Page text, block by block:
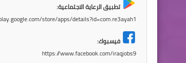
تطبيق الرعاية الاجتماعية:
store/apps/details?id=com.re3ayah1
فيسبوك:
https://www.facebook.com/iraqjobs9